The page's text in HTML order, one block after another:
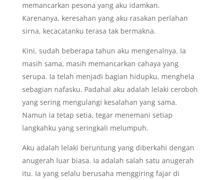
memancarkan pesona yang aku idamkan.
Karenanya, keresahan yang aku rasakan perlahan
sirna, kecacatanku terasa tak bermakna.
Kini, sudah beberapa tahun aku mengenalnya. Ia
masih sama, masih memancarkan cahaya yang
serupa. Ia telah menjadi bagian hidupku, menghela
sebagian nafasku. Padahal aku adalah lelaki ceroboh
yang sering mengulangi kesalahan yang sama.
Namun ia tetap setia, tegar menemani setiap
langkahku yang seringkali melumpuh.
Aku adalah lelaki beruntung yang diberkahi dengan
anugerah luar biasa. Ia adalah salah satu anugerah
itu. Ia yang selalu berusaha menggiring fajar di